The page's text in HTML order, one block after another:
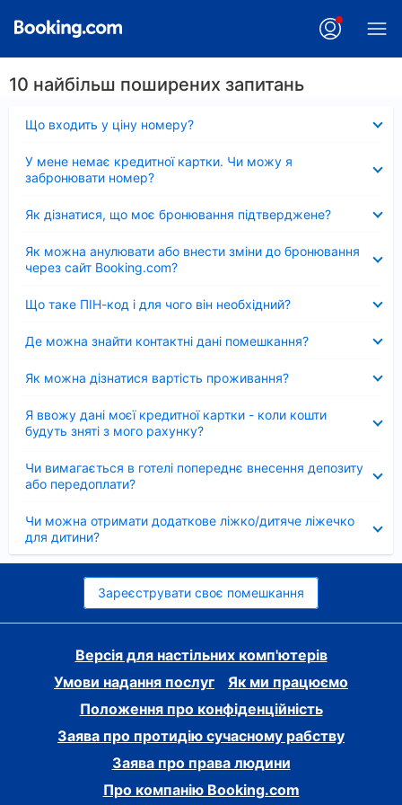
10 найбільш поширених запитань
Що входить у ціну номеру?
У мене немає кредитної картки. Чи можу я
забронювати номер?
Як дізнатися, що моє бронювання підтверджене?
Як можна анулювати або внести зміни до бронювання
через сайт Booking.com?
Що таке ПІН-код і для чого він необхідний?
Де можна знайти контактні дані помешкання?
Як можна дізнатися вартість проживання?
Я ввожу дані моєї кредитної картки - коли кошти
будуть зняті з мого рахунку?
Чи вимагається в готелі попереднє внесення депозиту
або передоплати?
Чи можна отримати додаткове ліжко/дитяче ліжечко
для дитини?
Зареєструвати своє помешкання
Версія для настільних комп'ютерів
Умови надання послуг
Як ми працюємо
Положення про конфіденційність
Заява про протидію сучасному рабству
Заява про права людини
Про компанію Booking.com